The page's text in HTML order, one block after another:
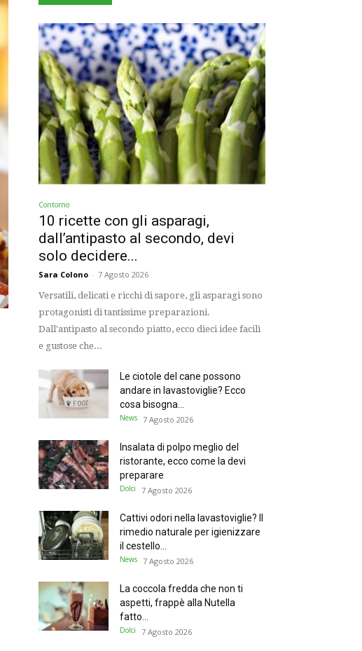
Contorno
10 ricette con gli asparagi,
dall’antipasto al secondo, devi
solo decidere...
Sara Colono - 7 Agosto 2026
Versatili, delicati e ricchi di sapore, gli asparagi sono
protagonisti di tantissime preparazioni.
Dall'antipasto al secondo piatto, ecco dieci idee facili
e gustose che...
Le ciotole del cane possono
andare in lavastoviglie? Ecco
cosa bisogna...
News 7 Agosto 2026
Insalata di polpo meglio del
ristorante, ecco come la devi
preparare
Dolci 7 Agosto 2026
Cattivi odori nella lavastoviglie? Il
rimedio naturale per igienizzare
il cestello...
News 7 Agosto 2026
La coccola fredda che non ti
aspetti, frappè alla Nutella
fatto...
Dolci 7 Agosto 2026